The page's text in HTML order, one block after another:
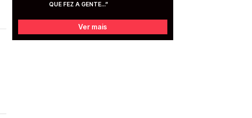
QUE FEZ A GENTE...”
Ver mais